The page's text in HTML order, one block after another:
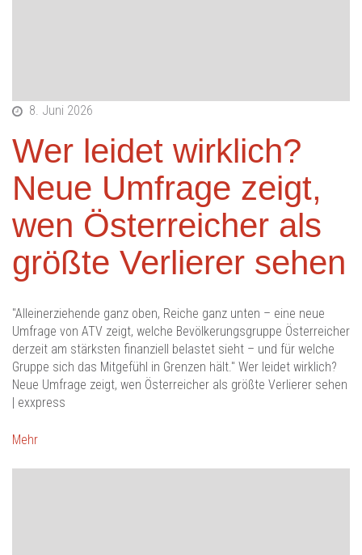
8. Juni 2026
Wer leidet wirklich?
Neue Umfrage zeigt,
wen Österreicher als
größte Verlierer sehen
"Alleinerziehende ganz oben, Reiche ganz unten – eine neue
Umfrage von ATV zeigt, welche Bevölkerungsgruppe Österreicher
derzeit am stärksten finanziell belastet sieht – und für welche
Gruppe sich das Mitgefühl in Grenzen hält." Wer leidet wirklich?
Neue Umfrage zeigt, wen Österreicher als größte Verlierer sehen
| exxpress
Mehr